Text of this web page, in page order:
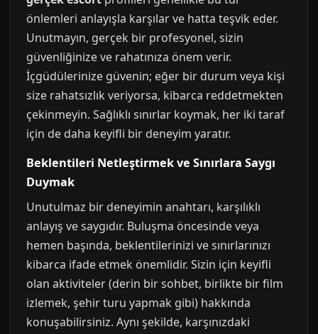
önlemleri anlayışla karşılar ve hatta teşvik eder.
Unutmayın, gerçek bir profesyonel, sizin
güvenliğinize ve rahatınıza önem verir.
İçgüdülerinize güvenin; eğer bir durum veya kişi
size rahatsızlık veriyorsa, kibarca reddetmekten
çekinmeyin. Sağlıklı sınırlar koymak, her iki taraf
için de daha keyifli bir deneyim yaratır.
Beklentileri Netleştirmek ve Sınırlara Saygı
Duymak
Unutulmaz bir deneyimin anahtarı, karşılıklı
anlayış ve saygıdır. Buluşma öncesinde veya
hemen başında, beklentilerinizi ve sınırlarınızı
kibarca ifade etmek önemlidir. Sizin için keyifli
olan aktiviteler (derin bir sohbet, birlikte bir film
izlemek, şehir turu yapmak gibi) hakkında
konuşabilirsiniz. Aynı şekilde, karşınızdaki